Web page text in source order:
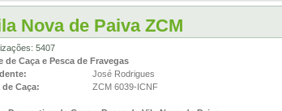
Nova de Paiva ZCM
5407
de Caça e Pesca de Fravegas
José Rodrigues
de Caça:
ZCM 6039-ICNF